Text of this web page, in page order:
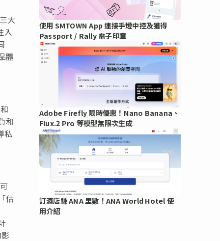
大
入
體
和
私
估
使用 SMTOWN App 連接手燈中控及獲得
Passport / Rally 電子印章
Adobe Firefly 限時優惠！Nano Banana、
Flux.2 Pro 等模型無限次生成
訂酒店賺 ANA 里數！ANA World Hotel 使
用介紹